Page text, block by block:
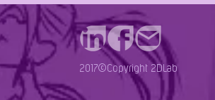
2017©Copyright 2DLab